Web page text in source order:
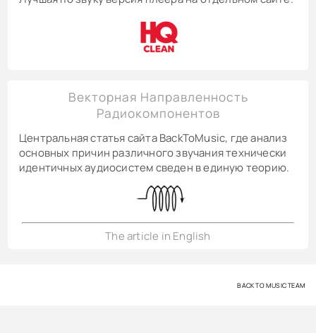
Векторная Направленность
Радиокомпонентов
Центральная статья сайта BackToMusic, где анализ
основных причин различного звучания технически
идентичных аудиосистем сведен в единую теорию.
The article in English
BACK TO MUSIC TEAM